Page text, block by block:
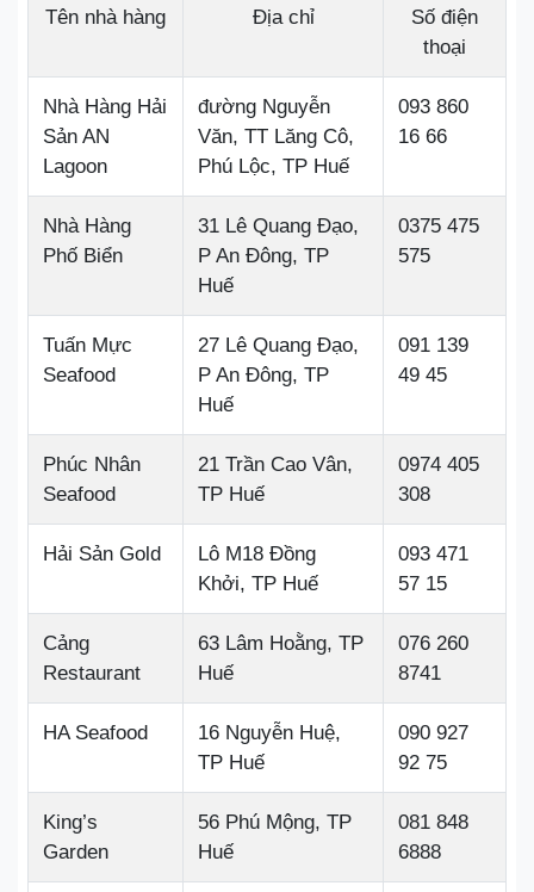
Tên nhà hàng Địa chỉ
Số điện
thoại
Nhà Hàng Hải
Sản AN
Lagoon
đường Nguyễn
Văn, TT Lăng Cô,
Phú Lộc, TP Huế
093 860
16 66
Nhà Hàng
Phố Biển
31 Lê Quang Đạo,
P An Đông, TP
Huế
0375 475
575
Tuấn Mực
Seafood
27 Lê Quang Đạo,
P An Đông, TP
Huế
091 139
49 45
Phúc Nhân
Seafood
21 Trần Cao Vân,
TP Huế
0974 405
308
Hải Sản Gold
Lô M18 Đồng
Khởi, TP Huế
093 471
57 15
Cảng
Restaurant
63 Lâm Hoằng, TP
Huế
076 260
8741
HA Seafood
16 Nguyễn Huệ,
TP Huế
090 927
92 75
King’s
Garden
56 Phú Mộng, TP
Huế
081 848
6888